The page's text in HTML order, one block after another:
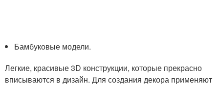
Бамбуковые модели.
Легкие, красивые 3D конструкции, которые прекрасно
вписываются в дизайн. Для создания декора применяют